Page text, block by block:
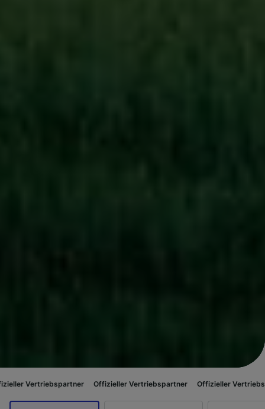
Offizieller Vertriebspartner Offizieller Vertriebspartner